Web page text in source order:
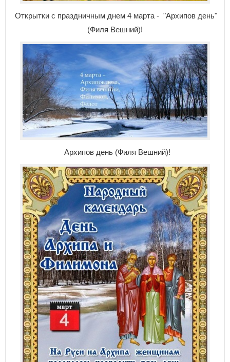
Открытки с праздничным днем 4 марта - "Архипов день"
(Филя Вешний)!
Архипов день (Филя Вешний)!